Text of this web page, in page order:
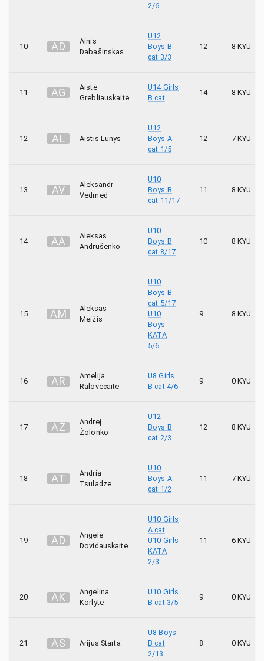
2/6
10 AD
Ainis
Dabašinskas
U12
Boys B
cat 3/3
12 8 KYU
11 AG
Aistė
Grebliauskaitė
U14 Girls
B cat
14 8 KYU
12 AL Aistis Lunys
U12
Boys A
cat 1/5
12 7 KYU
13 AV
Aleksandr
Vedmed
U10
Boys B
cat 11/17
11 8 KYU
14 AA
Aleksas
Andrušenko
U10
Boys B
cat 8/17
10 8 KYU
15 AM
Aleksas
Meižis
U10
Boys B
cat 5/17
U10
Boys
KATA
5/6
9 8 KYU
16 AR
Amelija
Ralovecaitė
U8 Girls
B cat 4/6
9 0 KYU
17 AŽ
Andrej
Žolonko
U12
Boys B
cat 2/3
12 8 KYU
18 AT
Andria
Tsuladze
U10
Boys A
cat 1/2
11 7 KYU
19 AD
Angelė
Dovidauskaitė
U10 Girls
A cat
U10 Girls
KATA
2/3
11 6 KYU
20 AK
Angelina
Korlyte
U10 Girls
B cat 3/5
9 0 KYU
21 AS Arijus Starta
U8 Boys
B cat
2/13
8 0 KYU